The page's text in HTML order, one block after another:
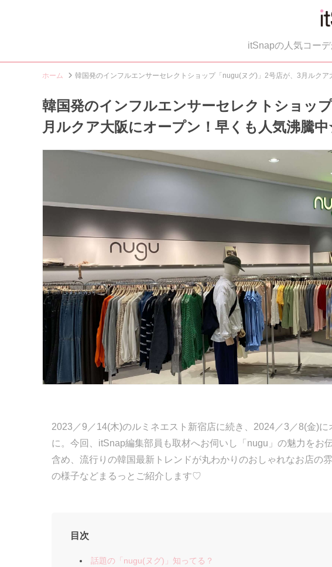
itSnapの人気コー
ホーム 韓国発のインフルエンサーセレクトショップ「nugu(ヌグ)」2号店が、3月ルク
韓国発のインフルエンサーセレクトショッ
月ルクア大阪にオープン！早くも人気沸騰
2023／9／14(木)のルミネエスト新宿店に続き、2024／3／8(金)
に。今回、itSnap編集部員も取材へお伺いし「nugu」の魅力をお
含め、流行りの韓国最新トレンドが丸わかりのおしゃれなお店の
の様子などまるっとご紹介します♡
目次
話題の「nugu(ヌグ)」知ってる？